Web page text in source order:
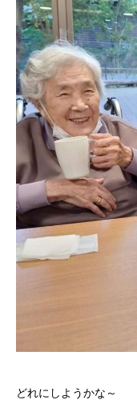
どれにしようかな～